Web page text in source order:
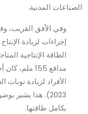
الصناعات المدنية.
وفي الأفق القريب،
إجراءات لزيادة
الطاقة الإنتاجية
مدافع 155
2023). هذا يشير
بكامل طاقتها.